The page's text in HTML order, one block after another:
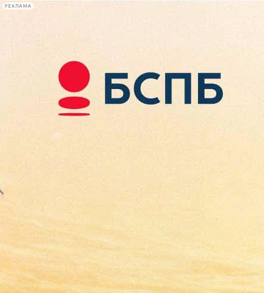
РЕКЛАМА
Сегодня:
2026.08.09
15:29
Афиша Plus